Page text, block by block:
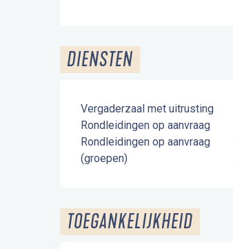
DIENSTEN
Vergaderzaal met uitrusting
Rondleidingen op aanvraag
Rondleidingen op aanvraag
(groepen)
TOEGANKELIJKHEID